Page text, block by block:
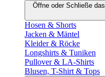
Öffne oder Schließe
Hosen & Shorts
Jacken & Mäntel
Kleider & Röcke
Longshirts & Tuniken
Pullover & LA-Shirts
Blusen, T-Shirt & Tops